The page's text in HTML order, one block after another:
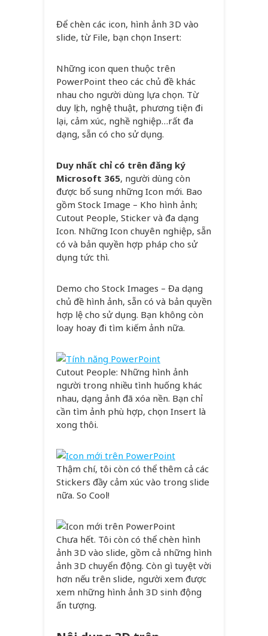
Để chèn các icon, hình ảnh 3D vào
slide, từ File, bạn chọn Insert:
Những icon quen thuộc trên
PowerPoint theo các chủ đề khác
nhau cho người dùng lựa chọn. Từ
duy lịch, nghệ thuật, phương tiện đi
lại, cảm xúc, nghề nghiệp…rất đa
dạng, sẵn có cho sử dụng.
Duy nhất chỉ có trên đăng ký
Microsoft 365, người dùng còn
được bổ sung những Icon mới. Bao
gồm Stock Image – Kho hình ảnh;
Cutout People, Sticker và đa dạng
Icon. Những Icon chuyên nghiệp, sẵn
có và bản quyền hợp pháp cho sử
dụng tức thì.
Demo cho Stock Images – Đa dạng
chủ đề hình ảnh, sẵn có và bản quyền
hợp lệ cho sử dụng. Bạn không còn
loay hoay đi tìm kiếm ảnh nữa.
Cutout People: Những hình ảnh
người trong nhiều tình huống khác
nhau, dạng ảnh đã xóa nền. Bạn chỉ
cần tìm ảnh phù hợp, chọn Insert là
xong thôi.
Thậm chí, tôi còn có thể thêm cả các
Stickers đầy cảm xúc vào trong slide
nữa. So Cool!
Chưa hết. Tôi còn có thể chèn hình
ảnh 3D vào slide, gồm cả những hình
ảnh 3D chuyển động. Còn gì tuyệt vời
hơn nếu trên slide, người xem được
xem những hình ảnh 3D sinh động
ấn tượng.